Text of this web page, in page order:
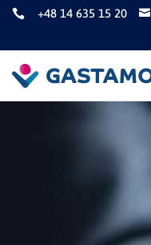
 +48 14 635 15 20 